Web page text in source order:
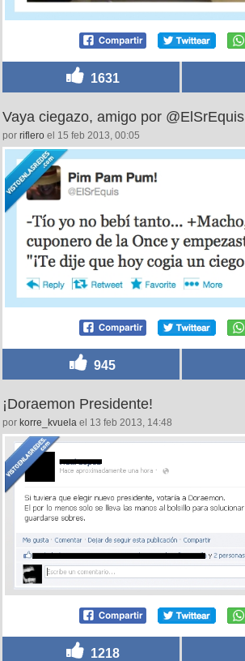
1631
Vaya ciegazo, amigo por @ElSrEquis
por riflero el 15 feb 2013, 00:05
945
¡Doraemon Presidente!
por korre_kvuela el 13 feb 2013, 14:48
1218